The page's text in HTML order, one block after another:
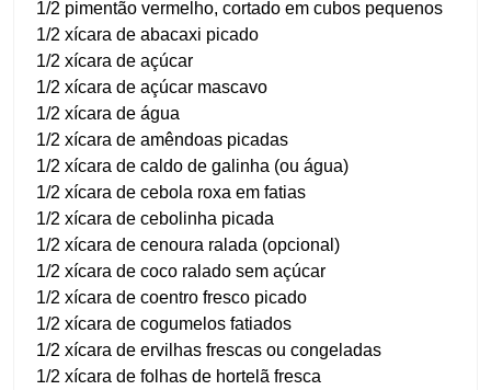
1/2 pimentão vermelho, cortado em cubos pequenos
1/2 xícara de abacaxi picado
1/2 xícara de açúcar
1/2 xícara de açúcar mascavo
1/2 xícara de água
1/2 xícara de amêndoas picadas
1/2 xícara de caldo de galinha (ou água)
1/2 xícara de cebola roxa em fatias
1/2 xícara de cebolinha picada
1/2 xícara de cenoura ralada (opcional)
1/2 xícara de coco ralado sem açúcar
1/2 xícara de coentro fresco picado
1/2 xícara de cogumelos fatiados
1/2 xícara de ervilhas frescas ou congeladas
1/2 xícara de folhas de hortelã fresca